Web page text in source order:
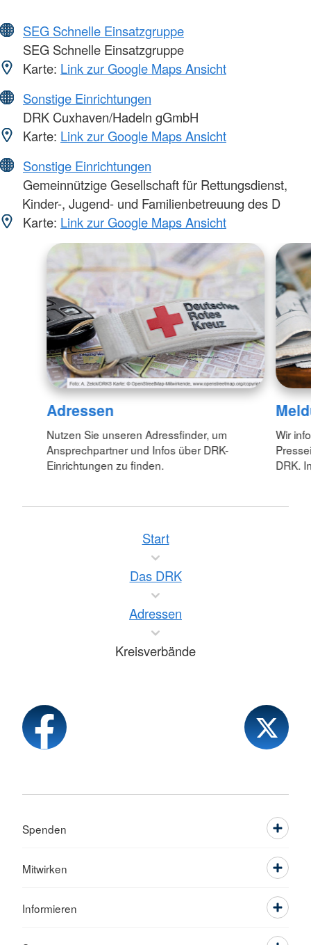
SEG Schnelle Einsatzgruppe
SEG Schnelle Einsatzgruppe
Karte: Link zur Google Maps Ansicht
Sonstige Einrichtungen
DRK Cuxhaven/Hadeln gGmbH
Karte: Link zur Google Maps Ansicht
Sonstige Einrichtungen
Gemeinnützige Gesellschaft für Rettungsdienst,
Kinder-, Jugend- und Familienbetreuung des D
Karte: Link zur Google Maps Ansicht
Adressen
Nutzen Sie unseren Adressfinder, um
Ansprechpartner und Infos über DRK-
Einrichtungen zu finden.
Wir
DRK.
Start
Das DRK
Adressen
Kreisverbände
Spenden
Mitwirken
Informieren